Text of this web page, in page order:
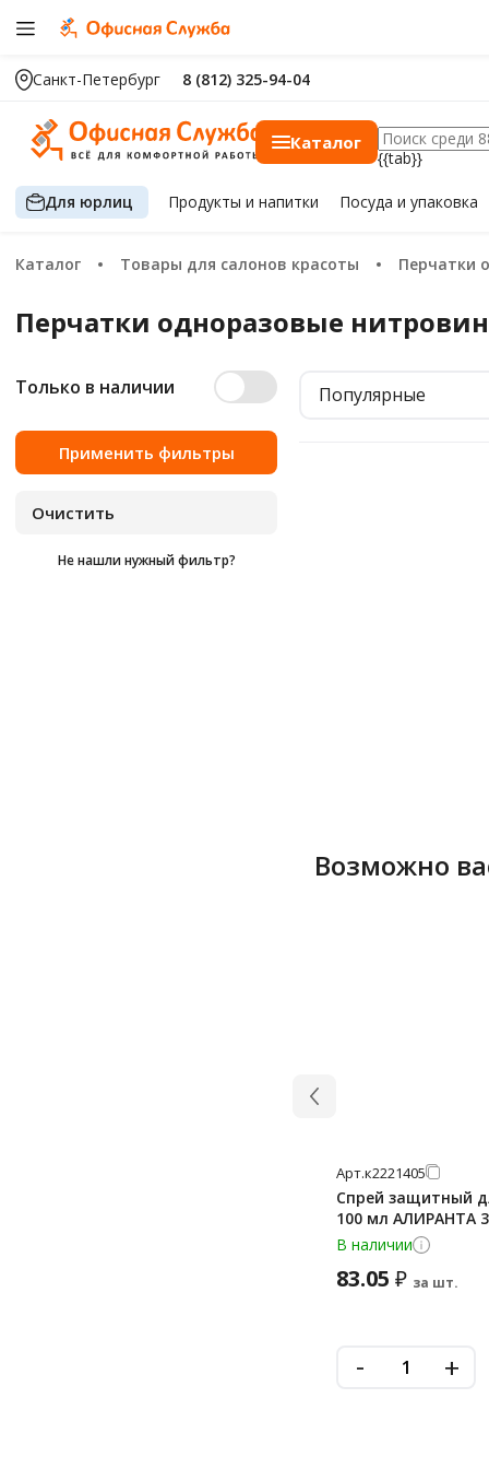
Санкт-Петербург 8 (812) 325-94-04
Каталог
{{tab}}
Для юрлиц Продуктыи напитки Посуда и упаковка
Каталог Товары для салонов красоты Перчатки
Перчатки одноразовые
Только в наличии
Не нашли нужный фильтр?
Популярные
Возможно
Арт.к2221405
Спрей защитный
100 мл АЛИРАНТА
В наличии
83.05 ₽ за шт.
- +